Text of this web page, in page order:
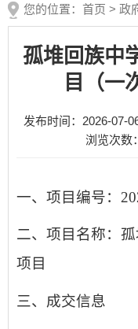
您的位置： 首页 > 政
孤堆回族中
目（一
发布时间：2026-07-
浏览次数：
一、项目编号：
二、项目名称：
项目
三、成交信息